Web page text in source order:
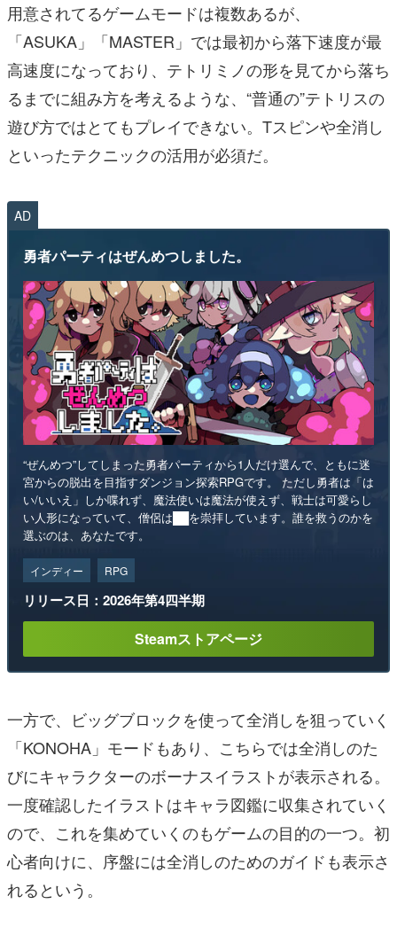
用意されてるゲームモードは複数あるが、
「ASUKA」「MASTER」では最初から落下速度が最
高速度になっており、テトリミノの形を見てから落ち
るまでに組み方を考えるような、“普通の”テトリスの
遊び方ではとてもプレイできない。Tスピンや全消し
といったテクニックの活用が必須だ。
AD
勇者パーティはぜんめつしました。
“ぜんめつ”してしまった勇者パーティから1人だけ選んで、ともに迷
宮からの脱出を目指すダンジョン探索RPGです。 ただし勇者は「は
い/いいえ」しか喋れず、魔法使いは魔法が使えず、戦士は可愛らし
い人形になっていて、僧侶は██を崇拝しています。誰を救うのかを
選ぶのは、あなたです。
インディー RPG
リリース日：2026年第4四半期
Steamストアページ
一方で、ビッグブロックを使って全消しを狙っていく
「KONOHA」モードもあり、こちらでは全消しのた
びにキャラクターのボーナスイラストが表示される。
一度確認したイラストはキャラ図鑑に収集されていく
ので、これを集めていくのもゲームの目的の一つ。初
心者向けに、序盤には全消しのためのガイドも表示さ
れるという。